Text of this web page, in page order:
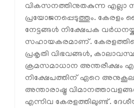
വികസനത്തിനുതകുന്ന എല്ലാ
പ്രയോജനപ്പെടുത്തും. കേരളം
നേട്ടങ്ങള്‍ നിക്ഷേപക
സഹായകരമാണ്.
പ്രകൃതി വിഭവങ്ങള്‍,
ക്രമസമാധാന അന്തരീക്ഷം
നിക്ഷേപത്തിന് ഏറെ
അന്താരാഷ്ട്ര
എന്നിവ കേരളത്തിലുണ്ട്.